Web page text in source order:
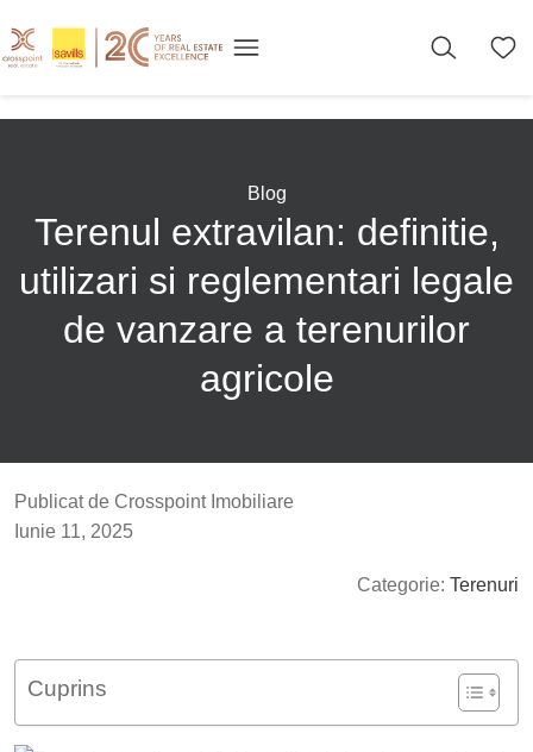
Blog
Terenul extravilan: definitie,
utilizari si reglementari legale
de vanzare a terenurilor
agricole
Publicat de Crosspoint Imobiliare
Iunie 11, 2025
Categorie: Terenuri
Cuprins